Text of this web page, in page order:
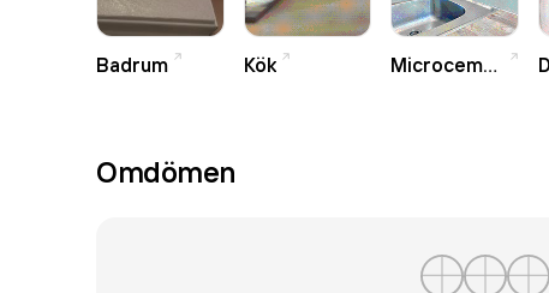
Badrum Kök Microcement
Omdömen